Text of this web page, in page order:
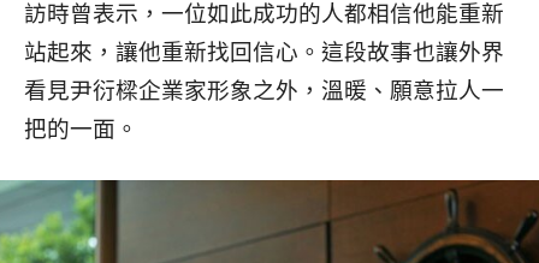
訪時曾表示，一位如此成功的人都相信他能重新
站起來，讓他重新找回信心。這段故事也讓外界
看見尹衍樑企業家形象之外，溫暖、願意拉人一
把的一面。